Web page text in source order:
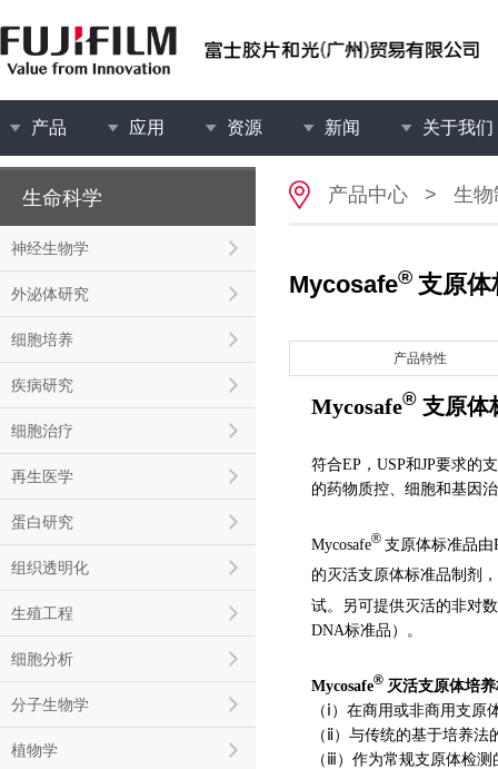
产品 应用 资源 新闻 关于我们
生命科学
神经生物学
外泌体研究
细胞培养
疾病研究
细胞治疗
再生医学
蛋白研究
组织透明化
生殖工程
细胞分析
分子生物学
植物学
产品中心 > 生物
Mycosafe® 支原体
产品特性
Mycosafe® 支原体
符合EP，USP和JP要求的
的药物质控、细胞和基因
Mycosafe® 支原体标准品由
的灭活支原体标准品制剂
试。另可提供灭活的非对
DNA标准品）。
Mycosafe® 灭活支原体培
（ⅰ）在商用或非商用支
（ⅱ）与传统的基于培养
（ⅲ）作为常规支原体检